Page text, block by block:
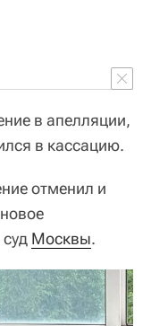
в апелляции,
в кассацию.
отменил и
Москвы.